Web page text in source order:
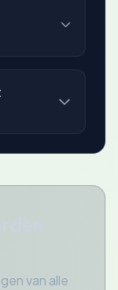
van alle